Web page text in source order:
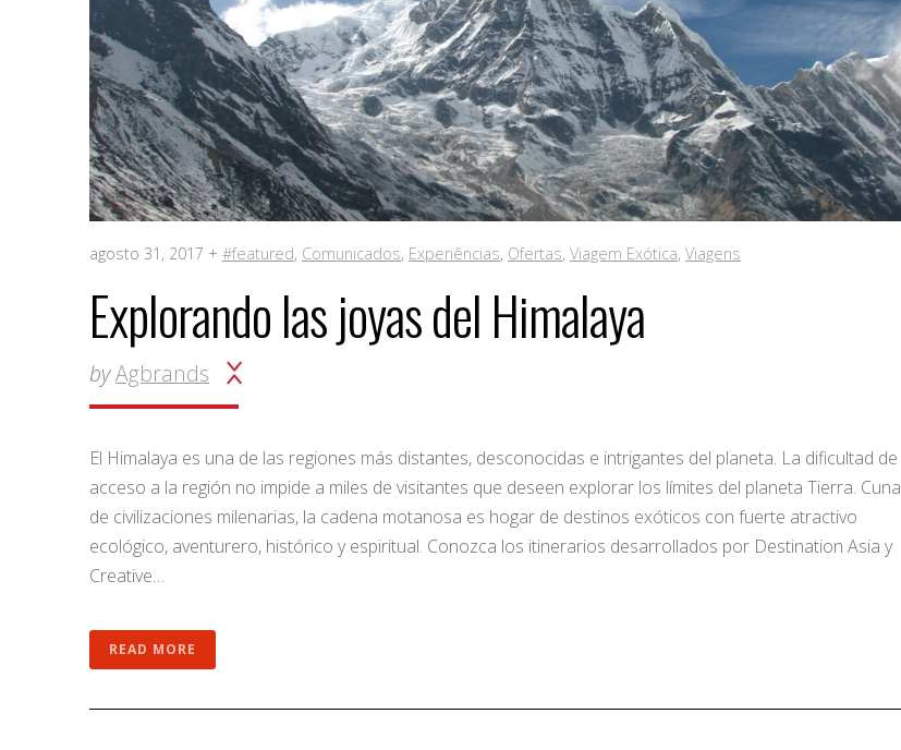
agosto 31, 2017 + #featured, Comunicados, Experiências, Ofertas, Viagem Exótica, Viagens
Explorando las joyas del Himalaya
byAgbrands
El Himalaya es una de las regiones más distantes, desconocidas e intrigantes del planeta. La dificultad de
acceso a la región no impide a miles de visitantes que deseen explorar los límites del planeta Tierra. Cuna
de civilizaciones milenarias, la cadena motanosa es hogar de destinos exóticos con fuerte atractivo
ecológico, aventurero, histórico y espiritual. Conozca los itinerarios desarrollados por Destination Asia y
Creative…
READ MORE